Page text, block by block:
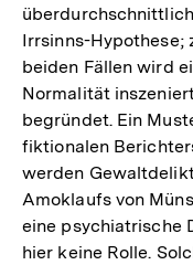
Irrsinns-Hypothese;
beiden Fällen wird
Normalität
begründet. Ein
fiktionalen
werden
Amoklaufs von
eine psychiatrische
hier keine Rolle.